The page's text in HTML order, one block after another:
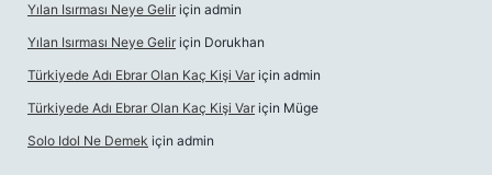
Yılan Isırması Neye Gelir için admin
Yılan Isırması Neye Gelir için Dorukhan
Türkiyede Adı Ebrar Olan Kaç Kişi Var için admin
Türkiyede Adı Ebrar Olan Kaç Kişi Var için Müge
Solo Idol Ne Demek için admin